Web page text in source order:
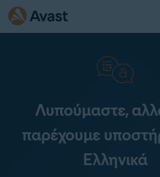
Λυπούμαστε,
παρέχουμε
Ελληνικά